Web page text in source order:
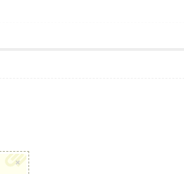
×